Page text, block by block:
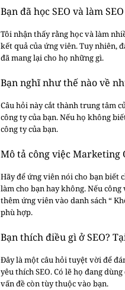
Bạn đã học SEO và làm
Tôi nhận thấy rằng học và làm
kết quả của ứng viên. Tuy nhiên,
đã mang lại cho họ những gì.
Bạn nghĩ như thế nào về
Câu hỏi này cắt thành trung tâm
công ty của bạn. Nếu họ không
công ty của bạn.
Mô tả công việc Marketing
Hãy để ứng viên nói cho bạn biết
làm cho bạn hay không. Nếu
thêm ứng viên vào danh sách “
phù hợp.
Bạn thích điều gì ở SEO?
Đây là một câu hỏi tuyệt vời để
yêu thích SEO. Có lẽ họ đang
vấn đề còn tùy thuộc vào bạn.